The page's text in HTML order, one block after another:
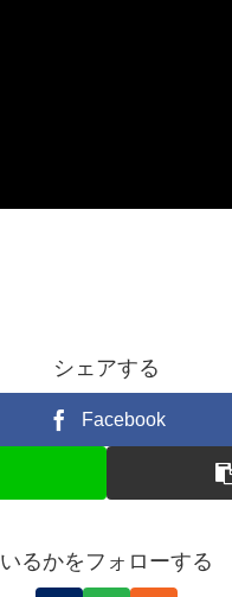
シェアする
Facebook
いるかをフォローする